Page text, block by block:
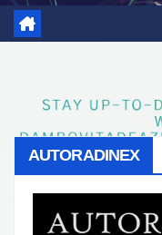
AUTORADINEX